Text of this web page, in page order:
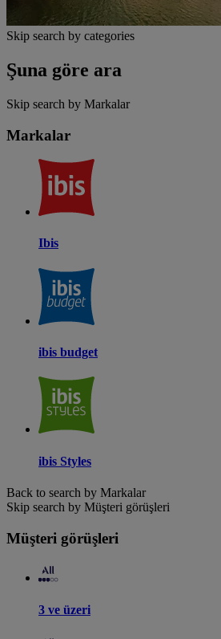
Skip search by categories
Şuna göre ara
Skip search by Markalar
Markalar
Ibis
ibis budget
ibis Styles
Back to search by Markalar
Skip search by Müşteri görüşleri
Müşteri görüşleri
3 ve üzeri